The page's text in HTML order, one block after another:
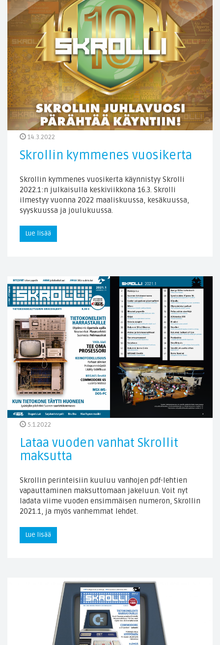
14.3.2022
Skrollin kymmenes vuosikerta
Skrollin kymmenes vuosikerta käynnistyy Skrolli
2022.1:n julkaisulla keskiviikkona 16.3. Skrolli
ilmestyy vuonna 2022 maaliskuussa, kesäkuussa,
syyskuussa ja joulukuussa.
Lue lisää
5.1.2022
Lataa vuoden vanhat Skrollit
maksutta
Skrollin perinteisiin kuuluu vanhojen pdf-lehtien
vapauttaminen maksuttomaan jakeluun. Voit nyt
ladata viime vuoden ensimmäisen numeron, Skrollin
2021.1, ja myös vanhemmat lehdet.
Lue lisää